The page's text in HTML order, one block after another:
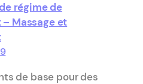
régime de
Massage et
de base pour des